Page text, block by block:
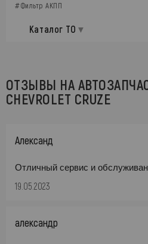
#Фильтр АКПП
Каталог ТО
ОТЗЫВЫ НА
CHEVROLET CRUZE
Александ
Отличный сервис и
19.05.2023
александр